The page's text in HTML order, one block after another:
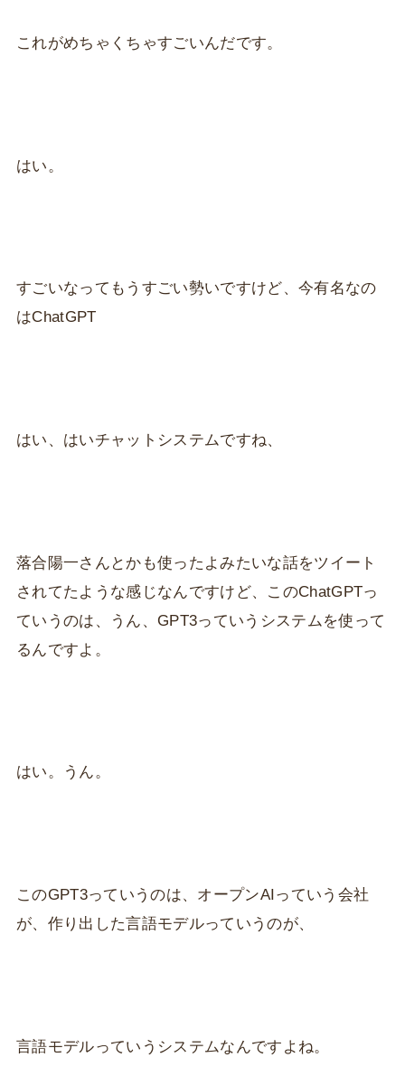
これがめちゃくちゃすごいんだです。
はい。
すごいなってもうすごい勢いですけど、今有名なの
はChatGPT
はい、はいチャットシステムですね、
落合陽一さんとかも使ったよみたいな話をツイート
されてたような感じなんですけど、このChatGPTっ
ていうのは、うん、GPT3っていうシステムを使って
るんですよ。
はい。うん。
このGPT3っていうのは、オープンAIっていう会社
が、作り出した言語モデルっていうのが、
言語モデルっていうシステムなんですよね。